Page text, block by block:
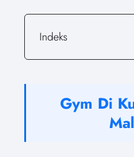
Indeks
Gym Di